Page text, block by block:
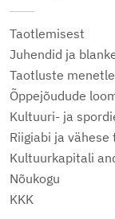
Taotlemisest
Juhendid ja
Taotluste
Õppejõudude
Kultuuri- ja
Riigiabi ja
Kultuurkapitali
Nõukogu
KKK